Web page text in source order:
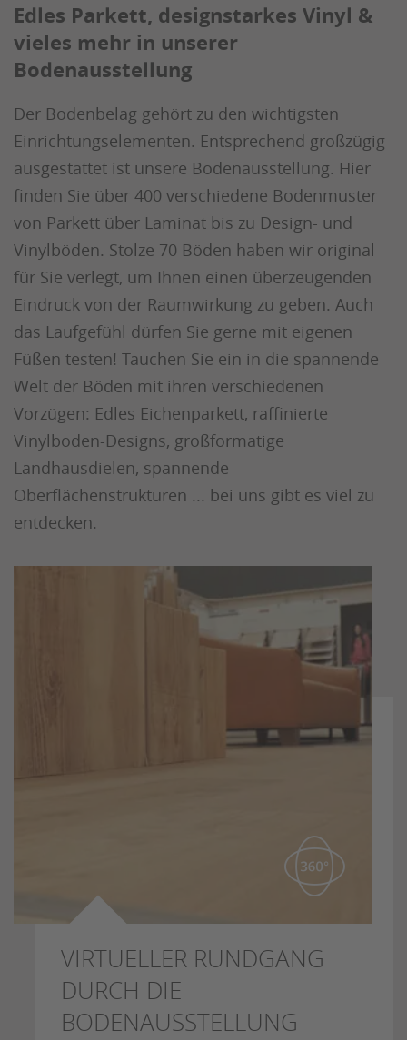
Edles Parkett, designstarkes Vinyl &
vieles mehr in unserer
Bodenausstellung
Der Bodenbelag gehört zu den wichtigsten
Einrichtungselementen. Entsprechend großzügig
ausgestattet ist unsere Bodenausstellung. Hier
finden Sie über 400 verschiedene Bodenmuster
von Parkett über Laminat bis zu Design- und
Vinylböden. Stolze 70 Böden haben wir original
für Sie verlegt, um Ihnen einen überzeugenden
Eindruck von der Raumwirkung zu geben. Auch
das Laufgefühl dürfen Sie gerne mit eigenen
Füßen testen! Tauchen Sie ein in die spannende
Welt der Böden mit ihren verschiedenen
Vorzügen: Edles Eichenparkett, raffinierte
Vinylboden-Designs, großformatige
Landhausdielen, spannende
Oberflächenstrukturen ... bei uns gibt es viel zu
entdecken.
VIRTUELLER RUNDGANG
DURCH DIE
BODENAUSSTELLUNG